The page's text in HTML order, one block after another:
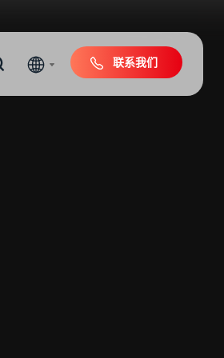
联系我们